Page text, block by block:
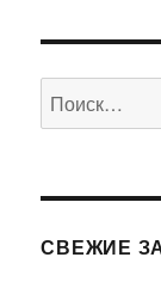
Искать:
СВЕЖИЕ